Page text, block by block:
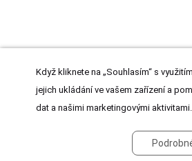
Když kliknete na „Souhlasím“ s
jejich ukládání ve vašem zařízení a
dat a našimi marketingovými aktivitami.